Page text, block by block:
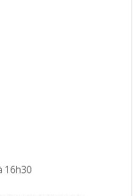
16h30